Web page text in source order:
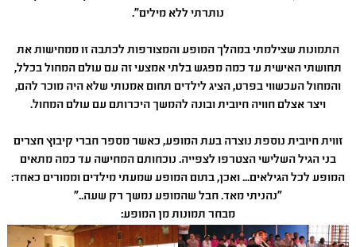
נותרתי ללא מילים".
התמונות שצילמתי במהלך המופע והמצורפות לכתבה זו ממחישות את
תחושתי האישית עד כמה מפגש בלתי אמצעי זה עם עולם המחול בכלל,
והמחול העכשווי בפרט, הציג לילדים תחום אמנותי שלא היה מוכר להם,
ויצר אצלם חוויה חיובית ובונה להמשך היכרותם עם עולם המחול.
זווית חיובית נוספת נוצרה בעת המופע, כאשר מספר חברי קיבוץ חצרים
בני הגיל השלישי הצטרפו לצפייה. נוכחותם המחישה עד כמה מתאים
המופע לכל הגילאים... ואכן, בתום המופע שמעתי מילדים וממורים כאחד:
"נהניתי מאד. חבל שהמופע נמשך רק שעה.."
מבחר תמונות מן המופע: